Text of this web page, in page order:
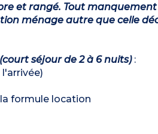
et rangé. Tout
ménage autre que celle
(court séjour de 2 à 6 nuits):
formule location